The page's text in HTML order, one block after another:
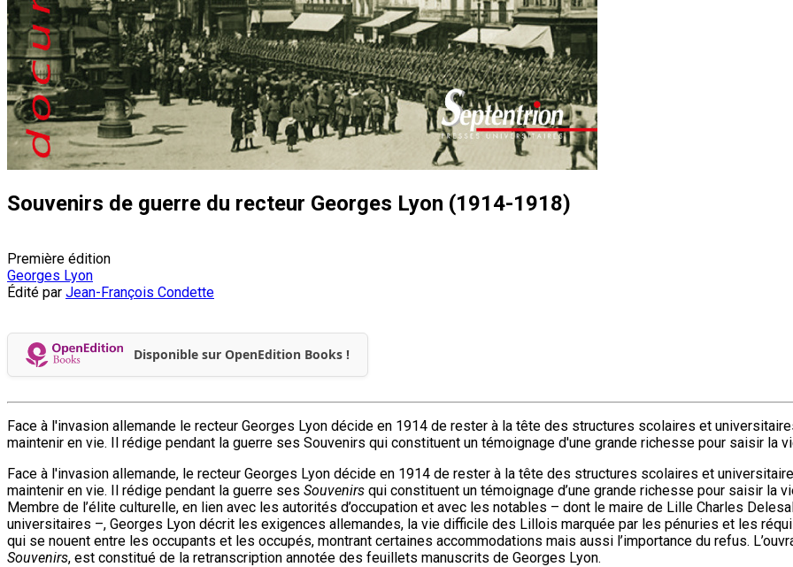
Souvenirs de guerre du recteur Georges Lyon (1914-1918)
Première édition
Georges Lyon
Édité par Jean-François Condette
Disponible sur OpenEdition Books !
Face à l'invasion allemande le recteur Georges Lyon décide en 1914 de rester à la tête des structures scolaires et
maintenir en vie. Il rédige pendant la guerre ses Souvenirs qui constituent un témoignage d'une grande richesse pour saisir la
Face à l'invasion allemande, le recteur Georges Lyon décide en 1914 de rester à la tête des structures scolaires et
maintenir en vie. Il rédige pendant la guerre ses Souvenirs qui constituent un témoignage d’une grande richesse pour saisir la
Membre de l’élite culturelle, en lien avec les autorités d’occupation et avec les notables – dont le maire de Lille Charles
universitaires –, Georges Lyon décrit les exigences allemandes, la vie difficile des Lillois marquée par les pénuries et les
qui se nouent entre les occupants et les occupés, montrant certaines accommodations mais aussi l’importance du refus.
Souvenirs, est constitué de la retranscription annotée des feuillets manuscrits de Georges Lyon.